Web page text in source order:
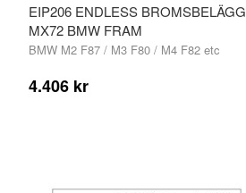
EIP206 ENDLESS BROMSBELÄGG
MX72 BMW FRAM
BMW M2 F87 / M3 F80 / M4 F82 etc
4.406 kr